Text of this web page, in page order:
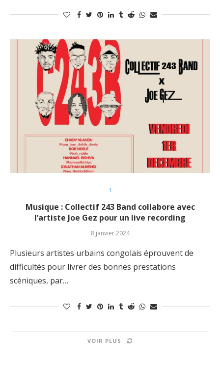
1
Musique : Collectif 243 Band collabore avec
l’artiste Joe Gez pour un live recording
8 janvier 2024
Plusieurs artistes urbains congolais éprouvent de
difficultés pour livrer des bonnes prestations
scéniques, par…
VOIR PLUS